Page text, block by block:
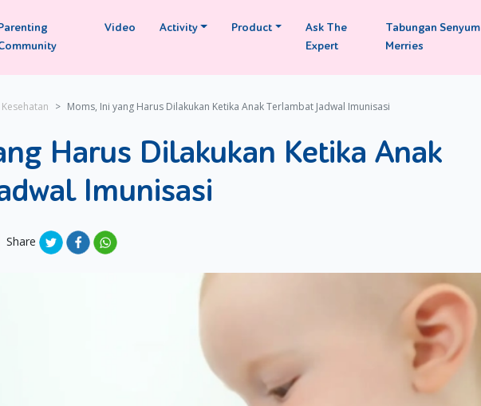
Video Activity Product
Ask The
Expert
Tabungan Senyum
Merries
Kesehatan Moms, Ini yang Harus Dilakukan Ketika Anak Terlambat Jadwal Imunisasi
Harus Dilakukan Ketika Anak
Imunisasi
Share